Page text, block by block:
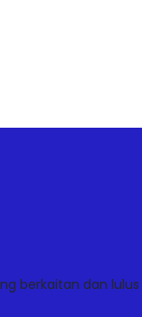
berkaitan dan lulus